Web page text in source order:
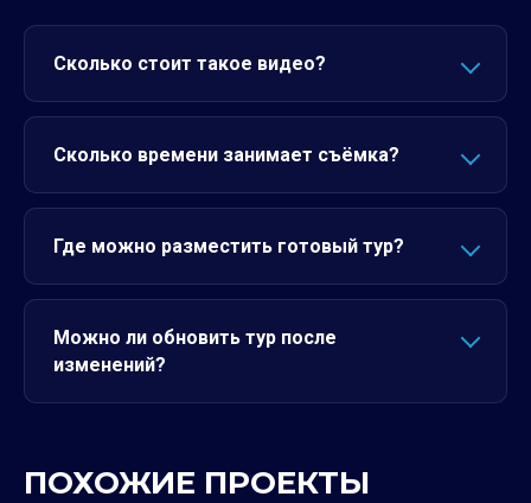
Сколько стоит такое видео?
Сколько времени занимает съёмка?
Где можно разместить готовый тур?
Можно ли обновить тур после
изменений?
ПОХОЖИЕ ПРОЕКТЫ